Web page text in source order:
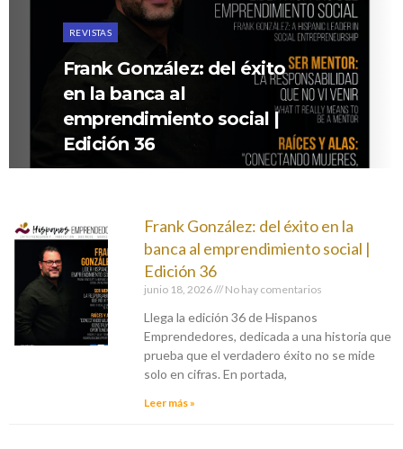
REVISTAS
Frank González: del éxito
en la banca al
emprendimiento social |
Edición 36
Frank González: del éxito en la
banca al emprendimiento social |
Edición 36
junio 18, 2026 No hay comentarios
Llega la edición 36 de Hispanos
Emprendedores, dedicada a una historia que
prueba que el verdadero éxito no se mide
solo en cifras. En portada,
Leer más »